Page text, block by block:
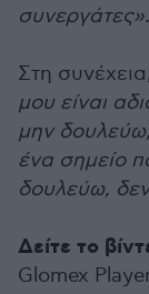
συνεργάτες».
Στη
μου είναι
μην
ένα σημείο
δουλεύω,
Δείτε το
Glomex